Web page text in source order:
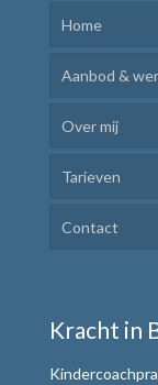
Home
Aanbod &
Ik Leer
Plannen
Weerbaar
Werkwijze
Over mij
Tarieven
Contact
Kracht in